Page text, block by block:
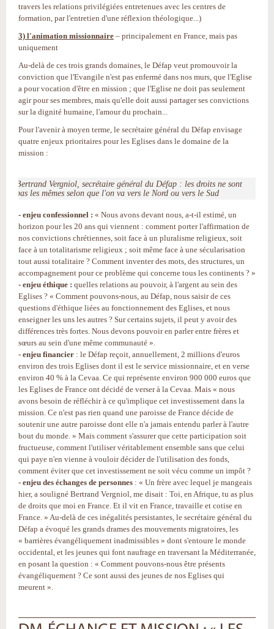
travers les relations privilégiées entretenues avec les centres de
formation, par l'entretien d'une réflexion théologique...)
3) l'animation missionnaire – principalement en France, mais pas
uniquement
Au-delà de ces trois grands domaines, le Défap veut promouvoir la
conviction que l'Evangile n'est pas enfermé dans nos murs, que l'Eglise
a pour vocation d'être en mission ; que l'Eglise ne doit pas seulement
agir pour ses membres, mais qu'elle doit aussi partager ses convictions
sur la dignité humaine, l'amour du prochain...
Pour l'avenir à moyen terme, le secrétaire général du Défap envisage
quatre enjeux prioritaires pour les Eglises dans le domaine de la
mission :
Bertrand Vergniol, secrétaire général du Défap : les droits ne sont
pas les mêmes selon que l'on va vers le Nord ou vers le Sud
- enjeu confessionnel : « Nous avons devant nous, a-t-il estimé, un
horizon pour les 20 ans qui viennent : comment porter l'affirmation de
nos convictions chrétiennes, soit face à un pluralisme religieux, soit
face à un totalitarisme religieux ; soit même face à une sécularisation
tout aussi totalitaire ? Comment inventer des mots, des structures, un
accompagnement pour ce problème qui concerne tous les continents ? »
- enjeu éthique : quelles relations au pouvoir, à l'argent au sein des
Eglises ? « Comment pouvons-nous, au Défap, nous saisir de ces
questions d'éthique liées au fonctionnement des Eglises, et nous
enseigner les uns les autres ? Sur certains sujets, il peut y avoir des
différences très fortes. Nous devons pouvoir en parler entre frères et
sœurs au sein d'une même communauté ».
- enjeu financier : le Défap reçoit, annuellement, 2 millions d'euros
environ des trois Eglises dont il est le service missionnaire, et en verse
environ 40 % à la Cevaa. Ce qui représente environ 900 000 euros que
les Eglises de France ont décidé de verser à la Cevaa. Mais « nous
avons besoin de réfléchir à ce qu'implique cet investissement dans la
mission. Ce n'est pas rien quand une paroisse de France décide de
soutenir une autre paroisse dont elle n'a jamais entendu parler à l'autre
bout du monde. » Mais comment s'assurer que cette participation soit
fructueuse, comment l'utiliser véritablement ensemble sans que celui
qui paye n'en vienne à vouloir décider de l'utilisation des fonds,
comment éviter que cet investissement ne soit vécu comme un impôt ?
- enjeu des échanges de personnes : « Un frère avec lequel je mangeais
hier, a souligné Bertrand Vergniol, me disait : Toi, en Afrique, tu as plus
de droits que moi en France. Et il vit en France, travaille et cotise en
France. » Au-delà de ces inégalités persistantes, le secrétaire général du
Défap a évoqué les grands drames des mouvements migratoires, les
« barrières évangéliquement inadmissibles » dont s'entoure le monde
occidental, et les jeunes qui font naufrage en traversant la Méditerranée,
en posant la question : « Comment pouvons-nous être présents
évangéliquement ? Ce sont aussi des jeunes de nos Eglises qui
meurent ».